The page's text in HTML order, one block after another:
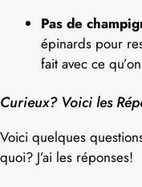
Pas de
épinards pour
fait avec ce
Curieux? Voici les
Voici quelques
quoi? J’ai les réponses!